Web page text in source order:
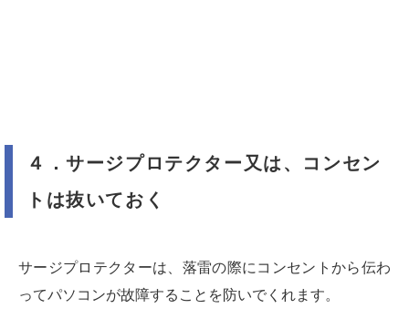
４．サージプロテクター又は、コンセン
トは抜いておく
サージプロテクターは、落雷の際にコンセントから伝わ
ってパソコンが故障することを防いでくれます。